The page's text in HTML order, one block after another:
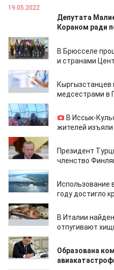
19.05.2022
Депутата
Кораном ради
18.05.2022
В Брюсселе
и странами
18.05.2022
Кыргызстанцев
медсестрами в
18.05.2022
В Иссык-
жителей
17.05.2022
Президент
членство
12.05.2022
Использование
году достигло
11.05.2022
В Италии
отпугивают
11.05.2022
Образована